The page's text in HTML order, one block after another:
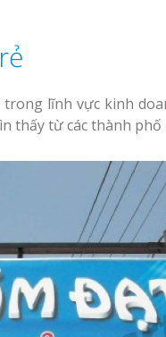
lĩnh vực kinh
thấy từ các thành